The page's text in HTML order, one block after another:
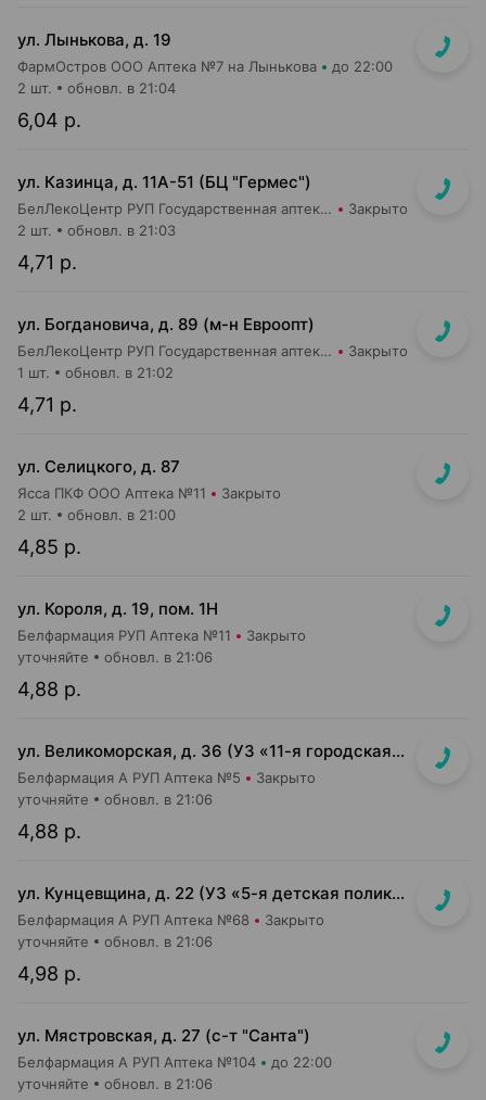
ул. Лынькова, д. 19
ФармОстров ООО Аптека №7 на Лынькова до 22:00
6,04 р.
2 шт. обновл. в 21:04
ул. Казинца, д. 11А-51 (БЦ "Гермес")
БелЛекоЦентр РУП Государственная аптека №43 Закрыто
4,71 р.
2 шт. обновл. в 21:03
ул. Богдановича, д. 89 (м-н Евроопт)
БелЛекоЦентр РУП Государственная аптека №29 Закрыто
4,71 р.
1 шт. обновл. в 21:02
ул. Селицкого, д. 87
Ясса ПКФ ООО Аптека №11 Закрыто
4,85 р.
2 шт. обновл. в 21:00
ул. Короля, д. 19, пом. 1Н
Белфармация РУП Аптека №11 Закрыто
4,88 р.
уточняйте обновл. в 21:06
ул. Великоморская, д. 36 (УЗ «11-я городская п-ка»)
Белфармация А РУП Аптека №5 Закрыто
4,88 р.
уточняйте обновл. в 21:06
ул. Кунцевщина, д. 22 (УЗ «5-я детская поликлиника»)
Белфармация А РУП Аптека №68 Закрыто
4,98 р.
уточняйте обновл. в 21:06
ул. Мястровская, д. 27 (с-т "Санта")
Белфармация А РУП Аптека №104 до 22:00
уточняйте обновл. в 21:06